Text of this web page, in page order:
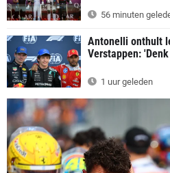
56 minuten
Antonelli onthult
Verstappen:
1 uur geleden